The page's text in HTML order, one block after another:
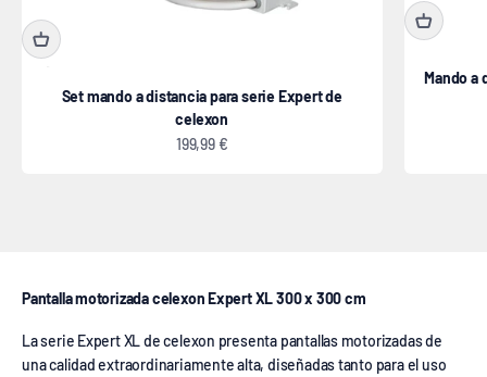
Set mando a distancia para serie Expert de
celexon
Precio de oferta
199,99 €
Mando a
eléctrica
Pantalla motorizada celexon Expert XL 300 x 300 cm
La serie Expert XL de celexon presenta pantallas motorizadas de
una calidad extraordinariamente alta, diseñadas tanto para el uso